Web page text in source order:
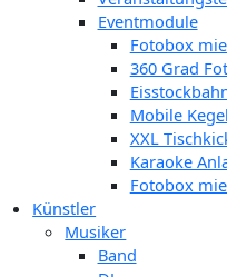
Eventmodule
Fotobox
360 Grad
Mobile
XXL
Karaoke
Fotobox
Künstler
Musiker
Band